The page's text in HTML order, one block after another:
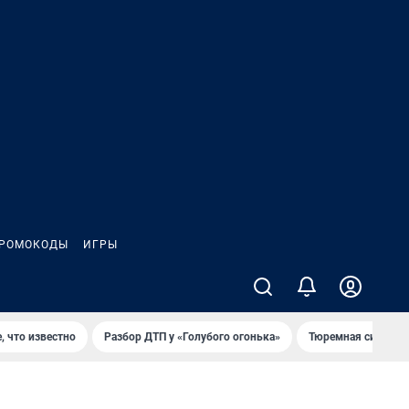
ИГРЫ
что известно Разбор ДТП у «Голубого огонька» Тюремная